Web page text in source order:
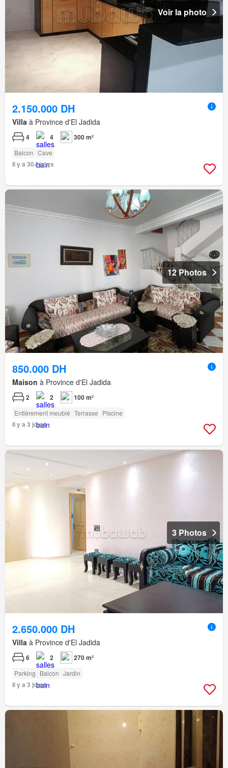
Voir la photo
2.150.000 DH
Villa à Province d'El Jadida
4 4 300 m²
Balcon Cave
Il y a 30+ jours
12 Photos
850.000 DH
Maison à Province d'El Jadida
2 2 100 m²
Entièrement meublé Terrasse Piscine
Il y a 3 jours
3 Photos
2.650.000 DH
Villa à Province d'El Jadida
6 2 270 m²
Parking Balcon Jardin
Il y a 3 jours